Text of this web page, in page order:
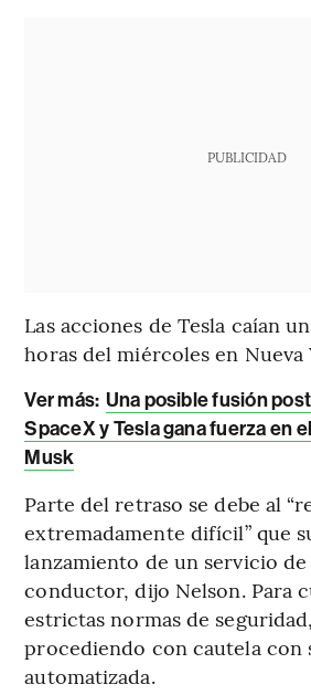
PUBLICIDAD
Las acciones de Tesla caían
horas del miércoles en Nueva
Ver más: Una posible fusión
SpaceX y Tesla gana fuerza en
Musk
Parte del retraso se debe al
extremadamente difícil” que
lanzamiento de un servicio
conductor, dijo Nelson. Para
estrictas normas de
procediendo con cautela con
automatizada.